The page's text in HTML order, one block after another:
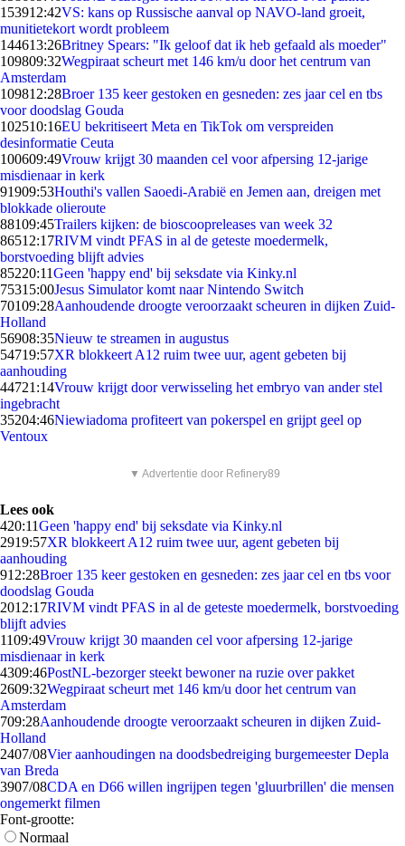
153912:42VS: kans op Russische aanval op NAVO-land groeit,
munitietekort wordt probleem
144613:26Britney Spears: "Ik geloof dat ik heb gefaald als moeder"
109809:32Wegpiraat scheurt met 146 km/u door het centrum van
Amsterdam
109812:28Broer 135 keer gestoken en gesneden: zes jaar cel en tbs
voor doodslag Gouda
102510:16EU bekritiseert Meta en TikTok om verspreiden
desinformatie Ceuta
100609:49Vrouw krijgt 30 maanden cel voor afpersing 12-jarige
misdienaar in kerk
91909:53Houthi's vallen Saoedi-Arabië en Jemen aan, dreigen met
blokkade olieroute
88109:45Trailers kijken: de bioscoopreleases van week 32
86512:17RIVM vindt PFAS in al de geteste moedermelk,
borstvoeding blijft advies
85220:11Geen 'happy end' bij seksdate via Kinky.nl
75315:00Jesus Simulator komt naar Nintendo Switch
70109:28Aanhoudende droogte veroorzaakt scheuren in dijken Zuid-
Holland
56908:35Nieuw te streamen in augustus
54719:57XR blokkeert A12 ruim twee uur, agent gebeten bij
aanhouding
44721:14Vrouw krijgt door verwisseling het embryo van ander stel
ingebracht
35204:46Niewiadoma profiteert van pokerspel en grijpt geel op
Ventoux
▼ Advertentie door Refinery89
Lees ook
420:11Geen 'happy end' bij seksdate via Kinky.nl
2919:57XR blokkeert A12 ruim twee uur, agent gebeten bij
aanhouding
912:28Broer 135 keer gestoken en gesneden: zes jaar cel en tbs voor
doodslag Gouda
2012:17RIVM vindt PFAS in al de geteste moedermelk, borstvoeding
blijft advies
1109:49Vrouw krijgt 30 maanden cel voor afpersing 12-jarige
misdienaar in kerk
4309:46PostNL-bezorger steekt bewoner na ruzie over pakket
2609:32Wegpiraat scheurt met 146 km/u door het centrum van
Amsterdam
709:28Aanhoudende droogte veroorzaakt scheuren in dijken Zuid-
Holland
2407/08Vier aanhoudingen na doodsbedreiging burgemeester Depla
van Breda
3907/08CDA en D66 willen ingrijpen tegen 'gluurbrillen' die mensen
ongemerkt filmen
Font-grootte:
Normaal